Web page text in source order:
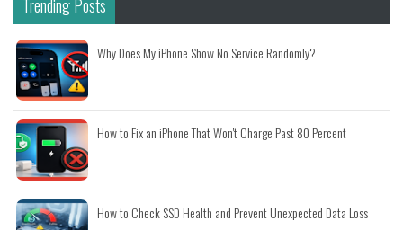
Trending Posts
Why Does My iPhone Show No Service Randomly?
How to Fix an iPhone That Won't Charge Past 80 Percent
How to Check SSD Health and Prevent Unexpected Data Loss